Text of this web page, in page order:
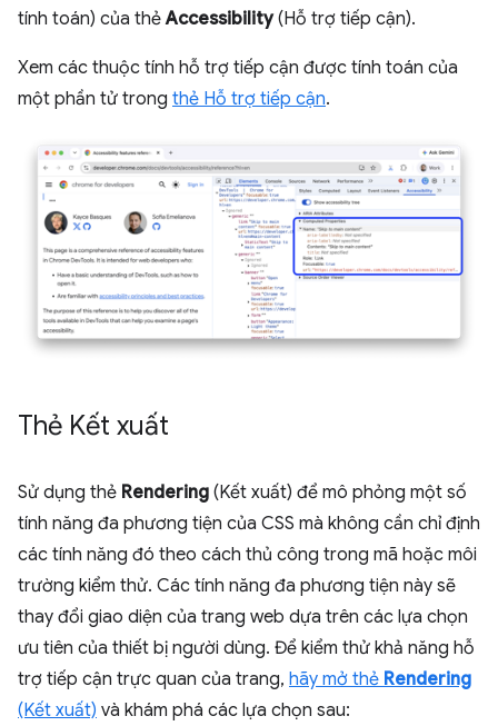
tính toán) của thẻAccessibility(Hỗ trợ tiếp cận).
Xem các thuộc tính hỗ trợ tiếp cận được tính toán của
một phần tử trong thẻ Hỗ trợ tiếp cận.
Thẻ Kết xuất
Sử dụng thẻ Rendering (Kết xuất) để mô phỏng một số
tính năng đa phương tiện của CSS mà không cần chỉ định
các tính năng đó theo cách thủ công trong mã hoặc môi
trường kiểm thử. Các tính năng đa phương tiện này sẽ
thay đổi giao diện của trang web dựa trên các lựa chọn
ưu tiên của thiết bị người dùng. Để kiểm thử khả năng hỗ
trợ tiếp cận trực quan của trang, hãy mở thẻ Rendering
(Kết xuất) và khám phá các lựa chọn sau: